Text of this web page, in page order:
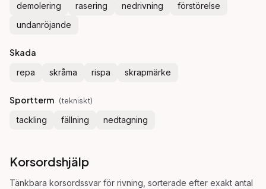
demolering rasering nedrivning
förstörelse
undanröjande
Skada
repa skråma rispa skrapmärke
Sportterm (tekniskt)
tackling fällning nedtagning
Korsordshjälp
Tänkbara korsordssvar för rivning , sorterade efter exakt antal